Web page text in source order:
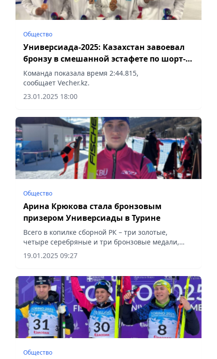
Общество
Универсиада-2025: Казахстан завоевал
бронзу в смешанной эстафете по шорт-
треку
Команда показала время 2:44.815,
сообщает Vecher.kz.
23.01.2025 18:00
Общество
Арина Крюкова стала бронзовым
призером Универсиады в Турине
Всего в копилке сборной РК – три золотые,
четыре серебряные и три бронзовые медали,
сообщает Vecher.kz.
19.01.2025 09:27
Общество